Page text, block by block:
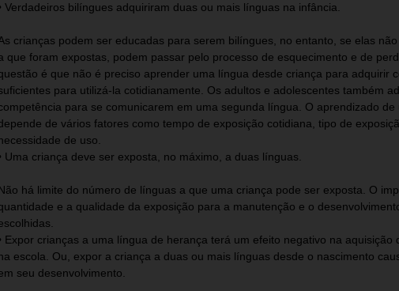
Verdadeiros bilíngues adquiriram duas ou mais línguas na infância.
crianças podem ser educadas para serem bilíngues, no entanto, se elas
que foram expostas, podem passar pelo processo de esquecimento e de
é que não é preciso aprender uma língua desde criança para adquirir
para utilizá-la cotidianamente. Os adultos e adolescentes também
para se comunicarem em uma segunda língua. O aprendizado de
de vários fatores como tempo de exposição cotidiana, tipo de
de uso.
Uma criança deve ser exposta, no máximo, a duas línguas.
há limite do número de línguas a que uma criança pode ser exposta. O
e a qualidade da exposição para a manutenção e o
Expor crianças a uma língua de herança terá um efeito negativo na aquisição
escola. Ou, expor a criança a duas ou mais línguas desde o nascimento
seu desenvolvimento.